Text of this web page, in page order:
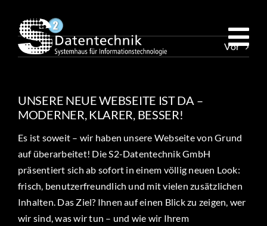
Inhalt
springen
Vor
UNSERE NEUE WEBSEITE IST DA –
MODERNER, KLARER, BESSER!
Es ist soweit – wir haben unsere Webseite von Grund
auf überarbeitet! Die S2-Datentechnik GmbH
präsentiert sich ab sofort in einem völlig neuen Look:
frisch, benutzerfreundlich und mit vielen zusätzlichen
Inhalten. Das Ziel? Ihnen auf einen Blick zu zeigen, wer
wir sind, was wir tun – und wie wir Ihrem